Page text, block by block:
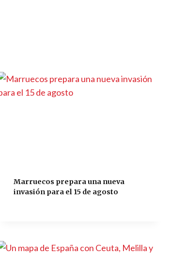
Marruecos prepara una nueva
invasión para el 15 de agosto